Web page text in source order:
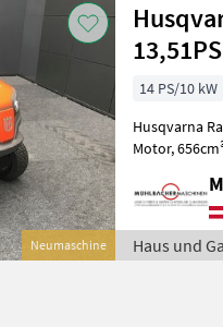
Neumaschine
14 PS/10 kW
Husqvarna Rasentraktor
Motor, 656cm³ - 108cm Schnittbreite - 320L Fangvolumen - ca. 244kg
Haus und